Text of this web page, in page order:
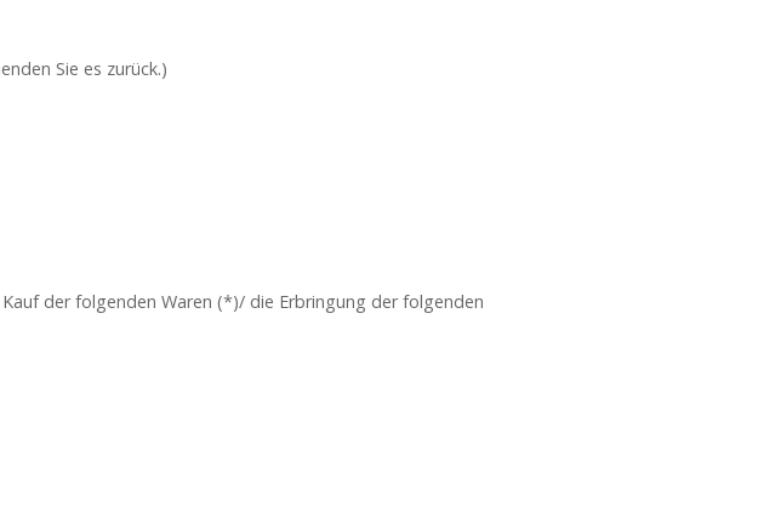
Sie es zurück.)
der folgenden Waren (*)/ die Erbringung der folgenden